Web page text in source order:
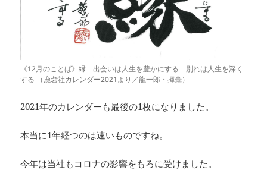
《12月のことば》縁 出会いは人生を豊かにする 別れは人生を深く
する （鹿砦社カレンダー2021より／龍一郎・揮毫）
2021年のカレンダーも最後の1枚になりました。
本当に1年経つのは速いものですね。
今年は当社もコロナの影響をもろに受けました。